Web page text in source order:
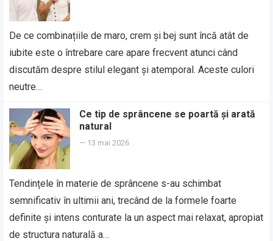
De ce combinațiile de maro, crem și bej sunt încă atât de
iubite este o întrebare care apare frecvent atunci când
discutăm despre stilul elegant și atemporal. Aceste culori
neutre…
Ce tip de sprâncene se poartă și arată
natural
— 13 mai 2026
Tendințele în materie de sprâncene s-au schimbat
semnificativ în ultimii ani, trecând de la formele foarte
definite și intens conturate la un aspect mai relaxat, apropiat
de structura naturală a…